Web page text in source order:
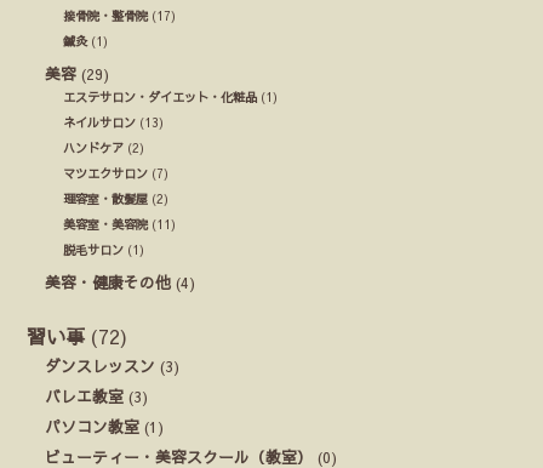
接骨院・整骨院(17)
鍼灸(1)
美容 (29)
エステサロン・ダイエット・化粧品 (1)
ネイルサロン (13)
ハンドケア (2)
マツエクサロン (7)
理容室・散髪屋 (2)
美容室・美容院(11)
脱毛サロン (1)
美容・健康その他 (4)
習い事 (72)
ダンスレッスン (3)
バレエ教室 (3)
パソコン教室 (1)
ビューティー・美容スクール（教室）
(0)